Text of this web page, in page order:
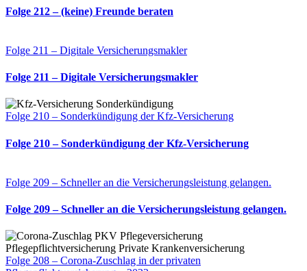
Folge 212 – (keine) Freunde beraten
Folge 211 – Digitale Versicherungsmakler
Folge 211 – Digitale Versicherungsmakler
Folge 210 – Sonderkündigung der Kfz-Versicherung
Folge 210 – Sonderkündigung der Kfz-Versicherung
Folge 209 – Schneller an die Versicherungsleistung gelangen.
Folge 209 – Schneller an die Versicherungsleistung gelangen.
Folge 208 – Corona-Zuschlag in der privaten